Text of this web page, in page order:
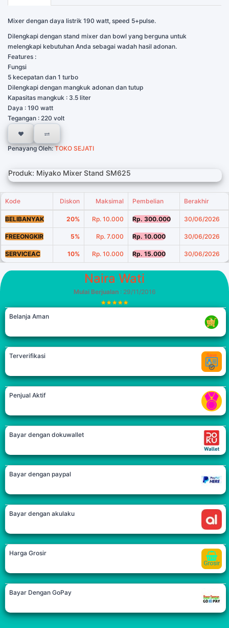
Mixer dengan daya listrik 190 watt, speed 5+pulse.
Dilengkapi dengan stand mixer dan bowl yang berguna untuk
melengkapi kebutuhan Anda sebagai wadah hasil adonan.
Features :
Fungsi
5 kecepatan dan 1 turbo
Dilengkapi dengan mangkuk adonan dan tutup
Kapasitas mangkuk : 3.5 liter
Daya : 190 watt
Tegangan : 220 volt
Penayang Oleh:TOKO SEJATI
Produk: Miyako Mixer Stand SM625
Kode Diskon Maksimal Pembelian Berakhir
BELIBANYAK 20% Rp. 10.000 Rp. 300.000 30/06/2026
FREEONGKIR 5% Rp. 7.000 Rp. 10.000 30/06/2026
SERVICEAC 10% Rp. 10.000 Rp. 15.000 30/06/2026
Naira Wati
Mulai Berjualan: 29/11/2016
Belanja Aman
Terverifikasi
Penjual Aktif
Bayar dengan dokuwallet
Bayar dengan paypal
Bayar dengan akulaku
Harga Grosir
Bayar Dengan GoPay